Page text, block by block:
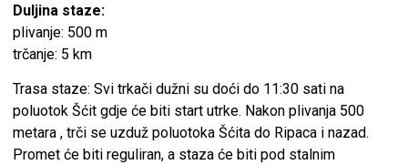
Duljina staze:
plivanje: 500 m
trčanje: 5 km
Trasa staze: Svi trkači dužni su doći do 11:30 sati na
poluotok Šćit gdje će biti start utrke. Nakon plivanja 500
metara , trči se uzduž poluotoka Šćita do Ripaca i nazad.
Promet će biti reguliran, a staza će biti pod stalnim